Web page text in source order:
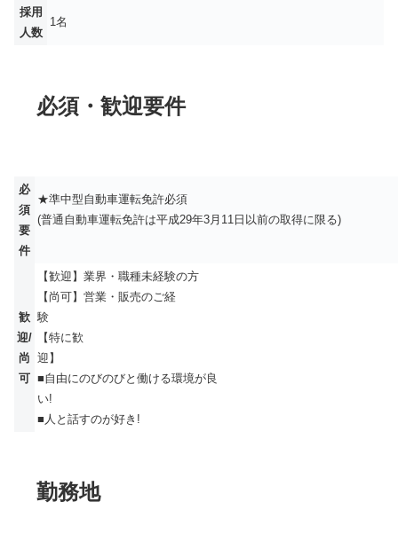
採用
人数
1名
必須・歓迎要件
必
須
要
件
★準中型自動車運転免許必須
(普通自動車運転免許は平成29年3月11
歓
迎/
尚
可
【歓迎】業界・職種未経
【尚可】営業・販売のご経
【特に歓
迎
■自由にのびのびと働ける環境が良
い
■人と話すのが好き!
勤務地